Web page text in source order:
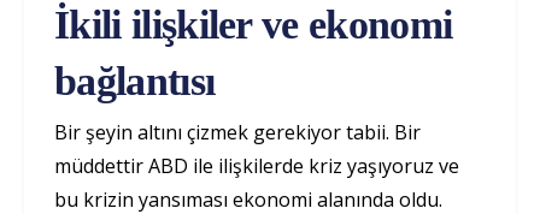
İkili ilişkiler ve ekonomi
bağlantısı
Bir şeyin altını çizmek gerekiyor tabii. Bir
müddettir ABD ile ilişkilerde kriz yaşıyoruz ve
bu krizin yansıması ekonomi alanında oldu.